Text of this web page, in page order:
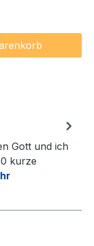
Gott und ich
kurze